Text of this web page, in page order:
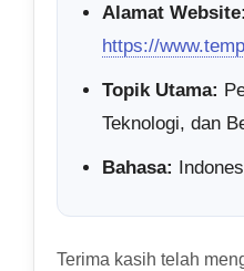
Alamat Website:
https://
Topik Utama:
Teknologi, dan
Bahasa:
Terima kasih telah